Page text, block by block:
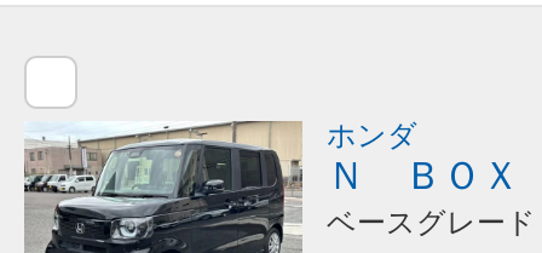
ホンダ
Ｎ ＢＯＸ
ベースグレード